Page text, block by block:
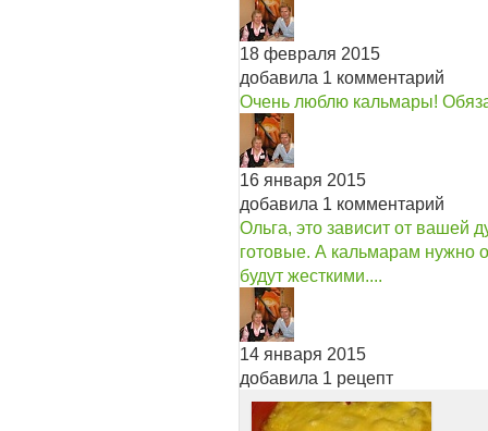
18 февраля 2015
добавила 1 комментарий
Очень люблю кальмары!
16 января 2015
добавила 1 комментарий
Ольга, это зависит от вашей
готовые. А кальмарам нужно
будут жесткими....
14 января 2015
добавила 1 рецепт